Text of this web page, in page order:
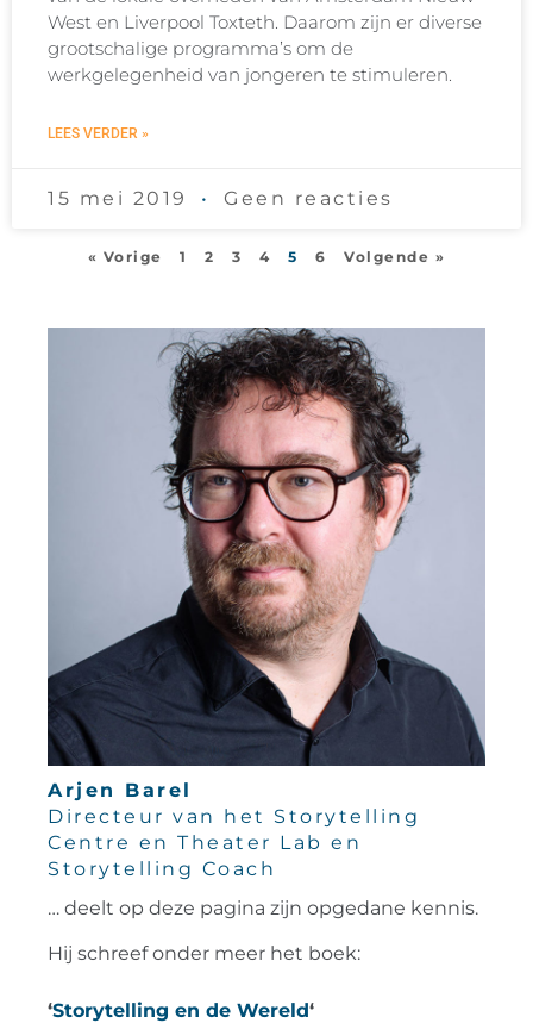
West en Liverpool Toxteth. Daarom zijn er diverse
grootschalige programma’s om de
werkgelegenheid van jongeren te stimuleren.
LEES VERDER »
15 mei 2019 Geen reacties
« Vorige 1 2 3 4 5 6 Volgende »
Arjen Barel
Directeur van het Storytelling
Centre en Theater Lab en
Storytelling Coach
… deelt op deze pagina zijn opgedane kennis.
Hij schreef onder meer het boek:
‘Storytelling en de Wereld‘